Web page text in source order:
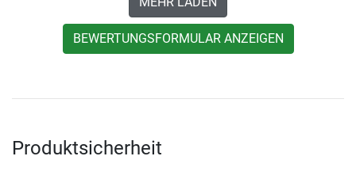
BEWERTUNGSFORMULAR ANZEIGEN
Produktsicherheit